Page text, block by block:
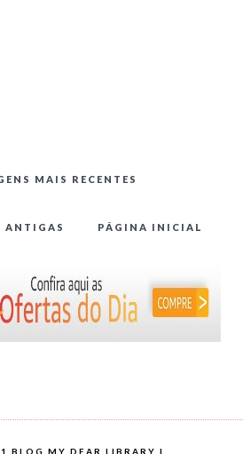
MAIS RECENTES
ANTIGAS PÁGINA INICIAL
BLOG MY DEAR LIBRARY |